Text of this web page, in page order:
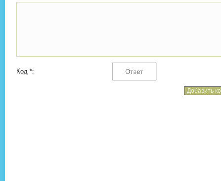
Код *: